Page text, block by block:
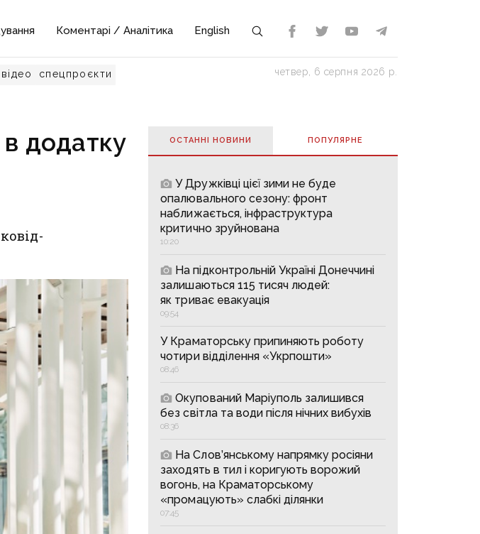
Коментарі / Аналітика English
відео спецпроєкти четвер, 6 серпня 2026 р.
в додатку
ОСТАННІ НОВИНИ ПОПУЛЯРНE
У Дружківці цієї зими не буде
опалювального сезону: фронт
наближається, інфраструктура
критично зруйнована
10:20
На підконтрольній Україні Донеччині
залишаються 115 тисяч людей:
як триває евакуація
09:54
У Краматорську припиняють роботу
чотири відділення «Укрпошти»
08:46
Окупований Маріуполь залишився
без світла та води після нічних вибухів
08:36
На Слов’янському напрямку росіяни
заходять в тил і коригують ворожий
вогонь, на Краматорському
«промацують» слабкі ділянки
07:45